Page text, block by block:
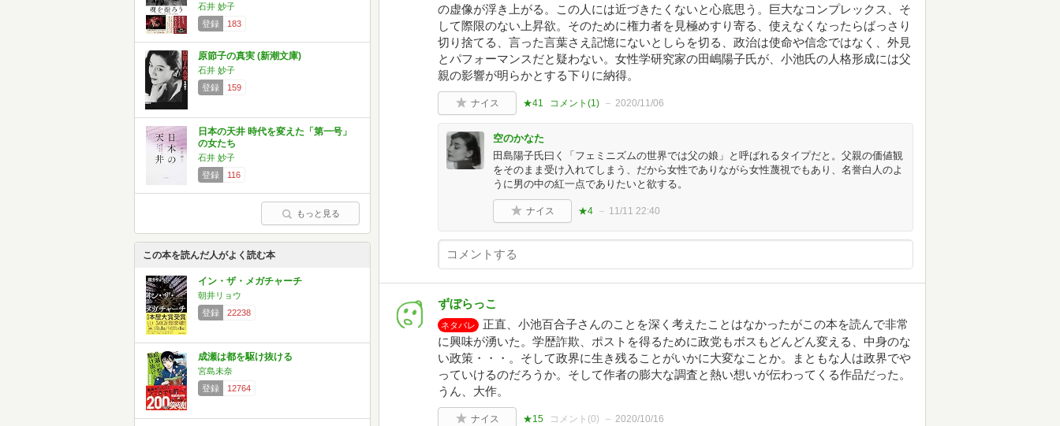
石井 妙子
登録
183
原節子の真実 (新潮文庫)
石井 妙子
登録
159
日本の天井 時代を変えた「第一号」
の女たち
石井 妙子
登録
116
もっと見る
この本を読んだ人がよく読む本
イン・ザ・メガチャーチ
朝井リョウ
登録
22238
成瀬は都を駆け抜ける
宮島未奈
登録
12764
の虚像が浮き上がる。この人には近づきたくないと心底思う。巨大なコンプレックス、そ
して際限のない上昇欲。そのために権力者を見極めすり寄る、使えなくなったらばっさり
切り捨てる、言った言葉さえ記憶にないとしらを切る、政治は使命や信念ではなく、外見
とパフォーマンスだと疑わない。女性学研究家の田嶋陽子氏が、小池氏の人格形成には父
親の影響が明らかとする下りに納得。
ナイス ★41 コメント(1) 2020/11/06
空のかなた
田島陽子氏曰く「フェミニズムの世界では父の娘」と呼ばれるタイプだと。父親の価値観
をそのまま受け入れてしまう、だから女性でありながら女性蔑視でもあり、名誉白人のよ
うに男の中の紅一点でありたいと欲する。
ナイス ★4 11/11 22:40
ずぼらっこ
ネタバレ
正直、小池百合子さんのことを深く考えたことはなかったがこの本を読んで非常
に興味が湧いた。学歴詐欺、ポストを得るために政党もボスもどんどん変える、中身のな
い政策・・・。そして政界に生き残ることがいかに大変なことか。まともな人は政界でや
っていけるのだろうか。そして作者の膨大な調査と熱い想いが伝わってくる作品だった。
うん、大作。
ナイス ★15 コメント(0) 2020/10/16